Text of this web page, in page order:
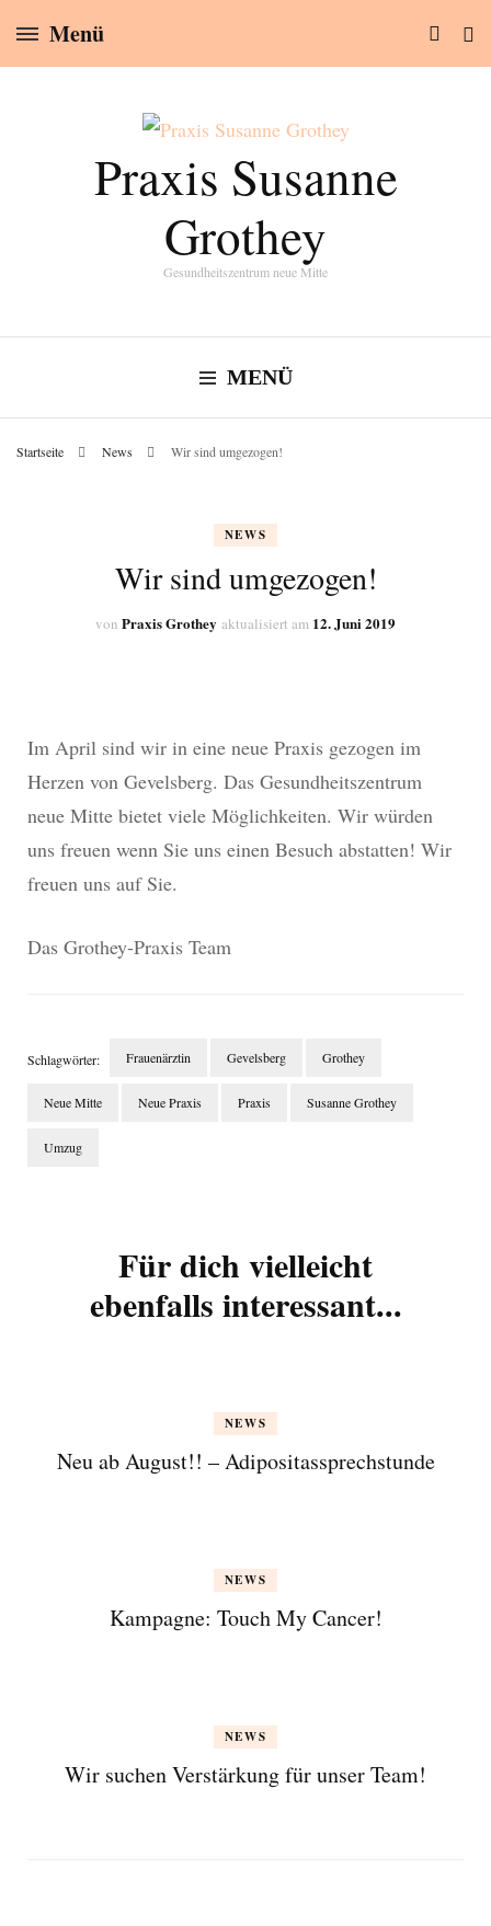
Menü
Praxis Susanne
Grothey
Gesundheitszentrum neue Mitte
MENÜ
Startseite News Wir sind umgezogen!
NEWS
Wir sind umgezogen!
von Praxis Grothey aktualisiert am 12. Juni 2019
Im April sind wir in eine neue Praxis gezogen im
Herzen von Gevelsberg. Das Gesundheitszentrum
neue Mitte bietet viele Möglichkeiten. Wir würden
uns freuen wenn Sie uns einen Besuch abstatten! Wir
freuen uns auf Sie.
Das Grothey-Praxis Team
Schlagwörter: Frauenärztin Gevelsberg Grothey
Neue Mitte Neue Praxis Praxis Susanne Grothey
Umzug
Für dich vielleicht
ebenfalls interessant...
NEWS
Neu ab August!! – Adipositassprechstunde
NEWS
Kampagne: Touch My Cancer!
NEWS
Wir suchen Verstärkung für unser Team!